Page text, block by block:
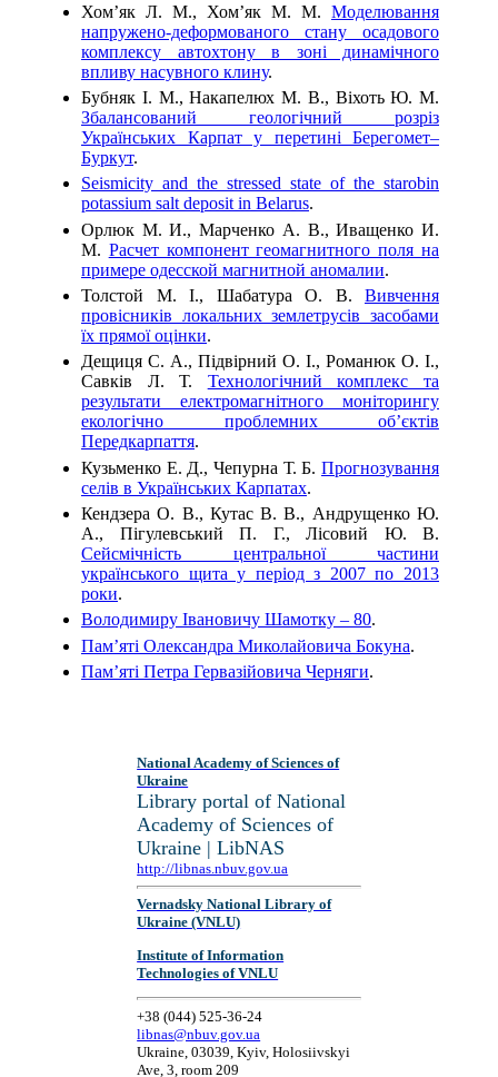
Хом’як Л. М., Хом’як М. М. Моделювання
напружено-деформованого стану осадового
комплексу автохтону в зоні динамічного
впливу насувного клину.
Бубняк І. М., Накапелюх М. В., Віхоть Ю. М.
Збалансований геологічний розріз
Українських Карпат у перетині Берегомет–
Буркут.
Seismicity and the stressed state of the starobin
potassium salt deposit in Belarus.
Орлюк М. И., Марченко А. В., Иващенко И.
М. Расчет компонент геомагнитного поля на
примере одесской магнитной аномалии.
Толстой М. І., Шабатура О. В. Вивчення
провісників локальних землетрусів засобами
їх прямої оцінки.
Дещиця С. А., Підвірний О. І., Романюк О. І.,
Савків Л. Т. Технологічний комплекс та
результати електромагнітного моніторингу
екологічно проблемних об’єктів
Передкарпаття.
Кузьменко Е. Д., Чепурна Т. Б. Прогнозування
селів в Українських Карпатах.
Кендзера О. В., Кутас В. В., Андрущенко Ю.
А., Пігулевський П. Г., Лісовий Ю. В.
Сейсмічність центральної частини
українського щита у період з 2007 по 2013
роки.
Володимиру Івановичу Шамотку – 80.
Пам’яті Олександра Миколайовича Бокуна.
Пам’яті Петра Гервазійовича Черняги.
National Academy of Sciences of
Ukraine
Library portal of National
Academy of Sciences of
Ukraine | LibNAS
http://libnas.nbuv.gov.ua
Vernadsky National Library of
Ukraine (VNLU)
Institute of Information
Technologies of VNLU
+38 (044) 525-36-24
libnas@nbuv.gov.ua
Ukraine, 03039, Kyiv, Holosiivskyi
Ave, 3, room 209